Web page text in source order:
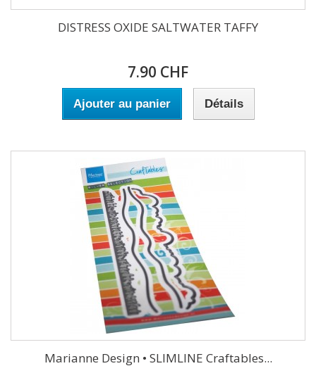
DISTRESS OXIDE SALTWATER TAFFY
7.90 CHF
Ajouter au panier Détails
Marianne Design • SLIMLINE Craftables...